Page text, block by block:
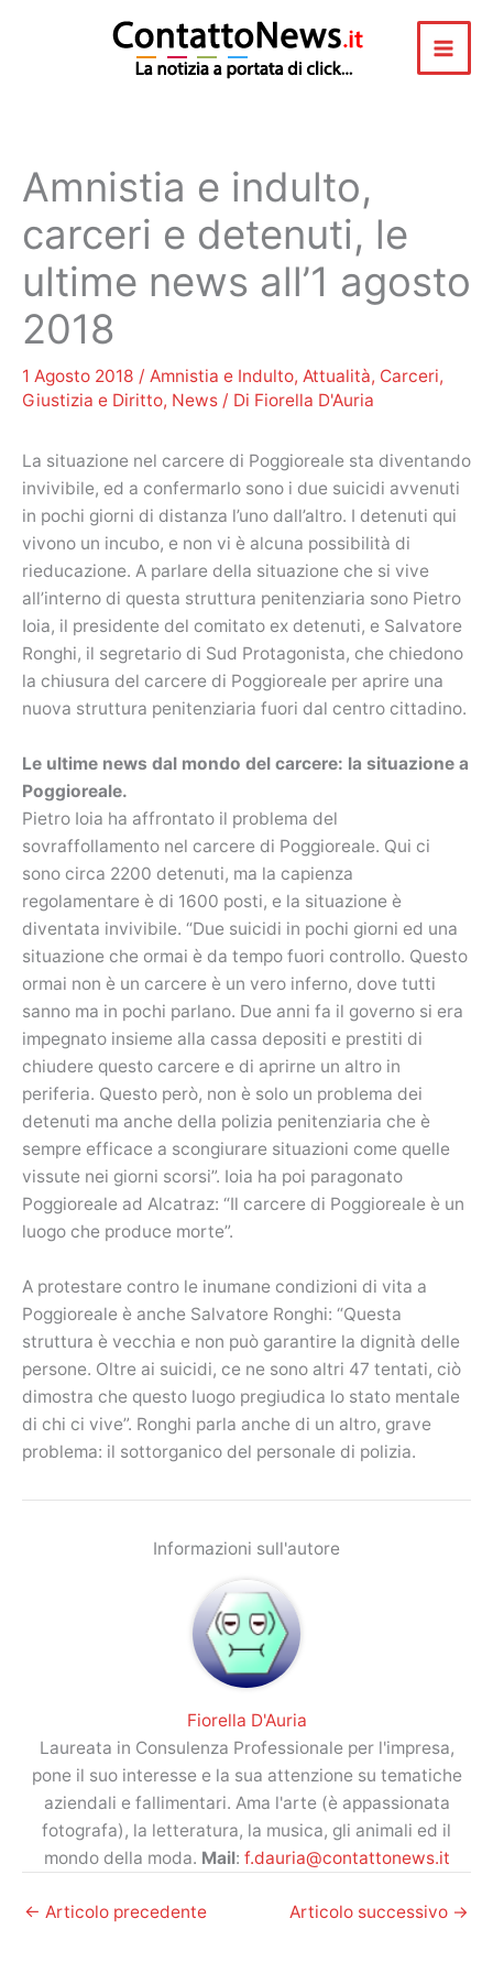
Amnistia e indulto,
carceri e detenuti, le
ultime news all’1 agosto
2018
1 Agosto 2018 / Amnistia e Indulto, Attualità, Carceri,
Giustizia e Diritto, News / Di Fiorella D'Auria
La situazione nel carcere di Poggioreale sta diventando
invivibile, ed a confermarlo sono i due suicidi avvenuti
in pochi giorni di distanza l’uno dall’altro. I detenuti qui
vivono un incubo, e non vi è alcuna possibilità di
rieducazione. A parlare della situazione che si vive
all’interno di questa struttura penitenziaria sono Pietro
Ioia, il presidente del comitato ex detenuti, e Salvatore
Ronghi, il segretario di Sud Protagonista, che chiedono
la chiusura del carcere di Poggioreale per aprire una
nuova struttura penitenziaria fuori dal centro cittadino.
Le ultime news dal mondo del carcere: la situazione a
Poggioreale.
Pietro Ioia ha affrontato il problema del
sovraffollamento nel carcere di Poggioreale. Qui ci
sono circa 2200 detenuti, ma la capienza
regolamentare è di 1600 posti, e la situazione è
diventata invivibile. “Due suicidi in pochi giorni ed una
situazione che ormai è da tempo fuori controllo. Questo
ormai non è un carcere è un vero inferno, dove tutti
sanno ma in pochi parlano. Due anni fa il governo si era
impegnato insieme alla cassa depositi e prestiti di
chiudere questo carcere e di aprirne un altro in
periferia. Questo però, non è solo un problema dei
detenuti ma anche della polizia penitenziaria che è
sempre efficace a scongiurare situazioni come quelle
vissute nei giorni scorsi”. Ioia ha poi paragonato
Poggioreale ad Alcatraz: “Il carcere di Poggioreale è un
luogo che produce morte”.
A protestare contro le inumane condizioni di vita a
Poggioreale è anche Salvatore Ronghi: “Questa
struttura è vecchia e non può garantire la dignità delle
persone. Oltre ai suicidi, ce ne sono altri 47 tentati, ciò
dimostra che questo luogo pregiudica lo stato mentale
di chi ci vive”. Ronghi parla anche di un altro, grave
problema: il sottorganico del personale di polizia.
Informazioni sull'autore
Fiorella D'Auria
Laureata in Consulenza Professionale per l'impresa,
pone il suo interesse e la sua attenzione su tematiche
aziendali e fallimentari. Ama l'arte (è appassionata
fotografa), la letteratura, la musica, gli animali ed il
mondo della moda. Mail: f.dauria@contattonews.it
← Articolo precedente Articolo successivo →